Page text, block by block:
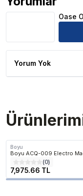
Oase OxyMax 400
Oase
Yorum Yok
Boyu
Boyu ACQ-009 Electro
(0)
7,975.66 TL